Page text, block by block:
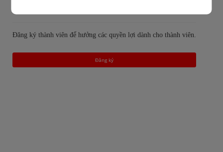
Đăng ký thành viên để hưởng các quyền lợi dành cho thành viên.
Đăng ký